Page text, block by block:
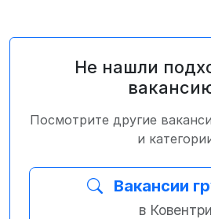
Не нашли
Посмотрите другие
и
Вакансии
в Ковентри